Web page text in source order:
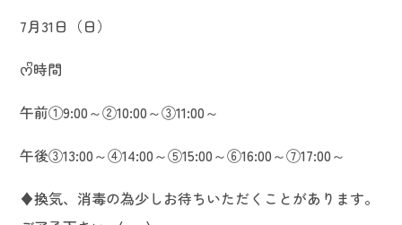
7月31日（日）
ᰔᩚ時間
午前①9:00～②10:00～③11:00～
午後③13:00～④14:00～⑤15:00～⑥16:00～⑦17:00～
♦換気、消毒の為少しお待ちいただくことがあります。